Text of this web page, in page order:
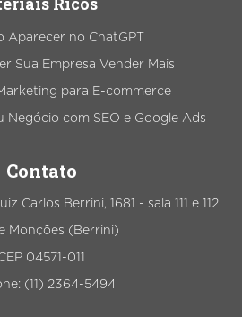
Aparecer no ChatGPT
Sua Empresa Vender Mais
para E-commerce
Negócio com SEO e Google Ads
Contato
Carlos Berrini, 1681 - sala 111 e 112
Monções (Berrini)
04571-011
(11) 2364-5494